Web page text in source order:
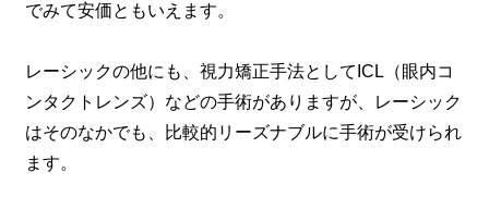
でみて安価ともいえます。
レーシックの他にも、視力矯正手法としてICL（眼内コ
ンタクトレンズ）などの手術がありますが、レーシック
はそのなかでも、比較的リーズナブルに手術が受けられ
ます。